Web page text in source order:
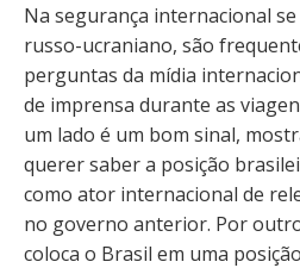
Na segurança internacional
russo-ucraniano, são
perguntas da mídia
de imprensa durante as
um lado é um bom sinal,
querer saber a posição
como ator internacional de
no governo anterior. Por
coloca o Brasil em uma